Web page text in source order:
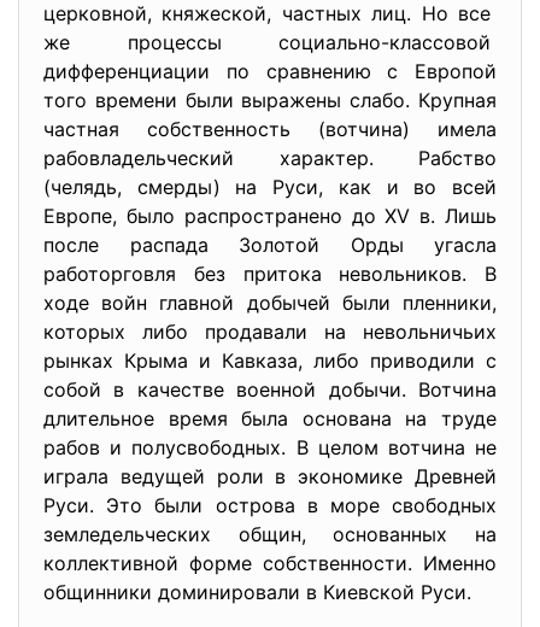
церковной, княжеской, частных лиц. Но все
же процессы социально-классовой
дифференциации по сравнению с Европой
того времени были выражены слабо. Крупная
частная собственность (вотчина) имела
рабовладельческий характер. Рабство
(челядь, смерды) на Руси, как и во всей
Европе, было распространено до XV в. Лишь
после распада Золотой Орды угасла
работорговля без притока невольников. В
ходе войн главной добычей были пленники,
которых либо продавали на невольничьих
рынках Крыма и Кавказа, либо приводили с
собой в качестве военной добычи. Вотчина
длительное время была основана на труде
рабов и полусвободных. В целом вотчина не
играла ведущей роли в экономике Древней
Руси. Это были острова в море свободных
земледельческих общин, основанных на
коллективной форме собственности. Именно
общинники доминировали в Киевской Руси.